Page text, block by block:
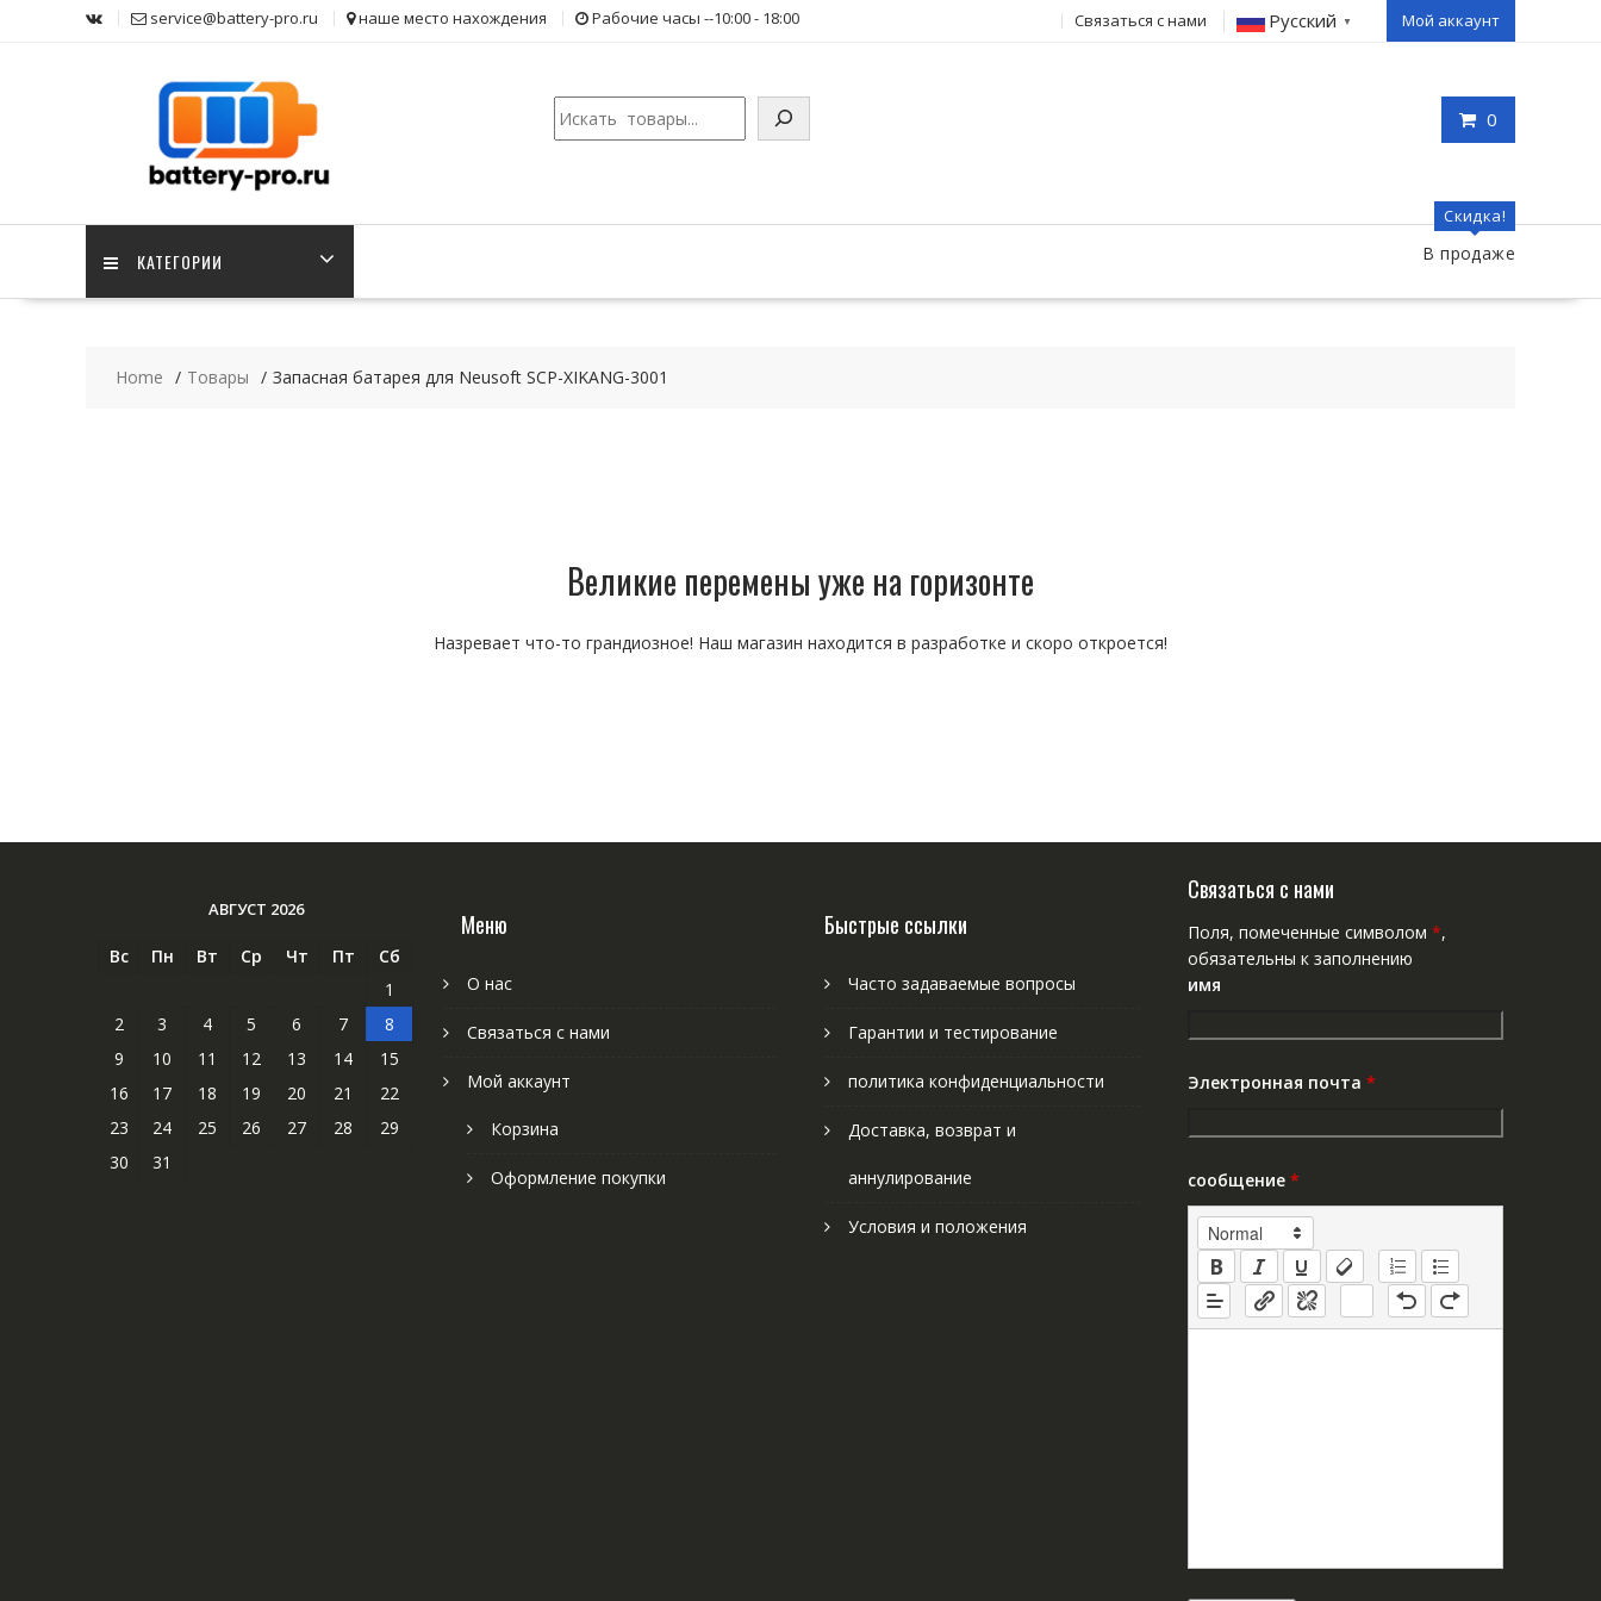
service@battery-pro.ru наше место нахождения Рабочие часы --10:00 - 18:00 Связаться с нами Русский ▼ Мой аккаунт
0
Поиск
КАТЕГОРИИ
Скидка!
В продаже
Home Товары Запасная батарея для Neusoft SCP-XIKANG-3001
Великие перемены уже на горизонте
Назревает что-то грандиозное! Наш магазин находится в разработке и скоро откроется!
АВГУСТ 2026
Вс Пн Вт Ср Чт Пт
Сб
1
2
3 4 5 6 7
8
9
10 11 12 13 14
15
16
17 18 19 20 21
22
23
24 25 26 27 28
29
30
31
Меню
О нас
Связаться с нами
Мой аккаунт
Корзина
Оформление покупки
Быстрые ссылки
Часто задаваемые вопросы
Гарантии и тестирование
политика конфиденциальности
Доставка, возврат и
аннулирование
Условия и положения
Связаться с нами
Поля, помеченные символом *,
обязательны к заполнению
имя
Электронная почта *
сообщение *